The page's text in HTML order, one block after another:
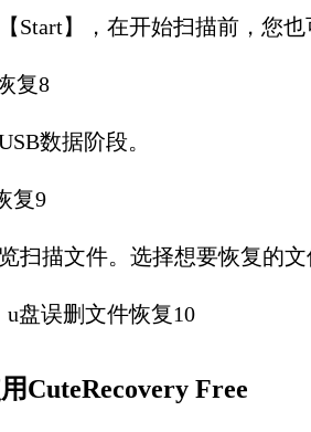
Start】，在开始扫描前，您
数据阶段。
扫描文件。选择想要恢复的
CuteRecovery Free